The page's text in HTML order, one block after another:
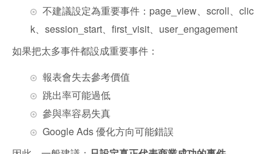
不建議設定為重要事件：page_view、scroll、clic
k、session_start、first_visit、user_engagement
如果把太多事件都設成重要事件：
報表會失去參考價值
跳出率可能過低
參與率容易失真
Google Ads 優化方向可能錯誤